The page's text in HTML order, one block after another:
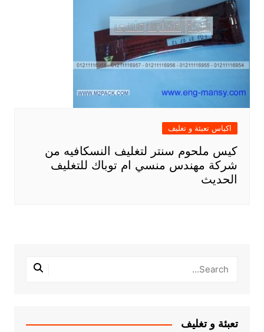
اكياس تعبئة و تغليف
كيس ملحوم سنتر لتغليف النسكافيه من
شركة مهندس منسي ام توباك للتغليف
الحديث
تعبئة و تغليف